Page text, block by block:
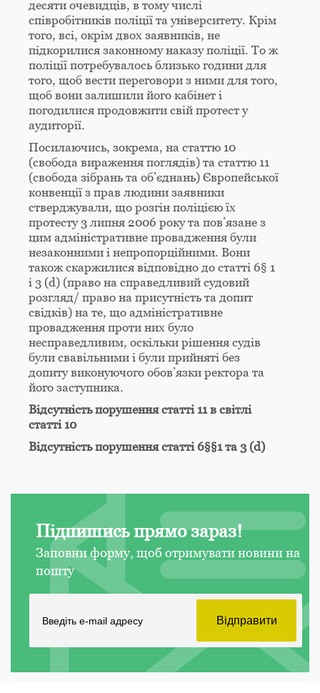
десяти очевидців, в тому числі
співробітників поліції та університету. Крім
того, всі, окрім двох заявників, не
підкорилися законному наказу поліції. То ж
поліції потребувалось близько години для
того, щоб вести переговори з ними для того,
щоб вони залишили його кабінет і
погодилися продовжити свій протест у
аудиторії.
Посилаючись, зокрема, на статтю 10
(свобода вираження поглядів) та статтю 11
(свобода зібрань та об’єднань) Європейської
конвенції з прав людини заявники
стверджували, що розгін поліцією їх
протесту 3 липня 2006 року та пов’язане з
цим адміністративне провадження були
незаконними і непропорційними. Вони
також скаржилися відповідно до статті 6§ 1
і 3 (d) (право на справедливий судовий
розгляд/ право на присутність та допит
свідків) на те, що адміністративне
провадження проти них було
несправедливим, оскільки рішення судів
були свавільними і були прийняті без
допиту виконуючого обов’язки ректора та
його заступника.
Відсутність порушення статті 11 в світлі
статті 10
Відсутність порушення статті 6§§1 та 3 (d)
Підпишись прямо зараз!
Заповни форму, щоб отримувати новини на
пошту